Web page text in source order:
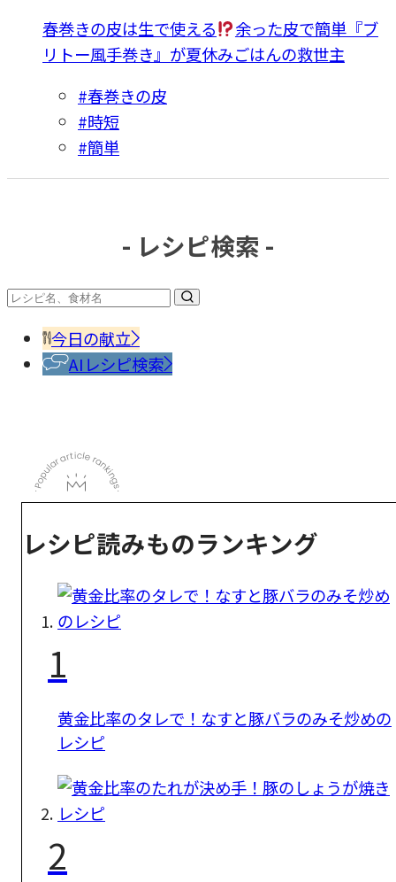
春巻きの皮は生で使える
余った皮で簡単『ブ
リトー風手巻き』が夏休みごはんの救世主
#春巻きの皮
#時短
#簡単
- レシピ検索 -
今日の献立
AIレシピ検索
レシピ読みものランキング
1
黄金比率のタレで！なすと豚バラのみそ炒めの
レシピ
2